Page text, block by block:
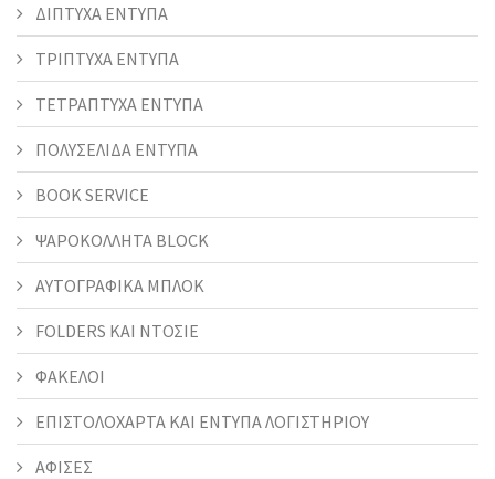
ΔΙΠΤΥΧΑ ΕΝΤΥΠΑ
ΤΡΙΠΤΥΧΑ ΕΝΤΥΠΑ
ΤΕΤΡΑΠΤΥΧΑ ΕΝΤΥΠΑ
ΠΟΛΥΣΕΛΙΔΑ ΕΝΤΥΠΑ
BOOK SERVICE
ΨΑΡΟΚΟΛΛΗΤΑ BLOCK
ΑΥΤΟΓΡΑΦΙΚΑ ΜΠΛΟΚ
FOLDERS KAI ΝΤΟΣΙΕ
ΦΑΚΕΛΟΙ
ΕΠΙΣΤΟΛΟΧΑΡΤΑ ΚΑΙ ΕΝΤΥΠΑ ΛΟΓΙΣΤΗΡΙΟΥ
ΑΦΙΣΕΣ